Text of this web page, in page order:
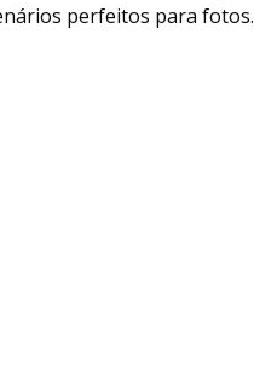
perfeitos para fotos.